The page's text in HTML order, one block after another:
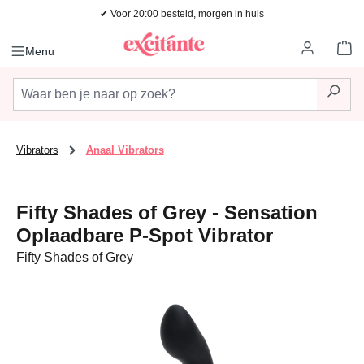
Ga naar de hoofdinhoud✔ Voor 20:00 besteld, morgen in huis
Menu
Vibrators Anaal Vibrators
Fifty Shades of Grey - Sensation
Oplaadbare P-Spot Vibrator
Fifty Shades of Grey